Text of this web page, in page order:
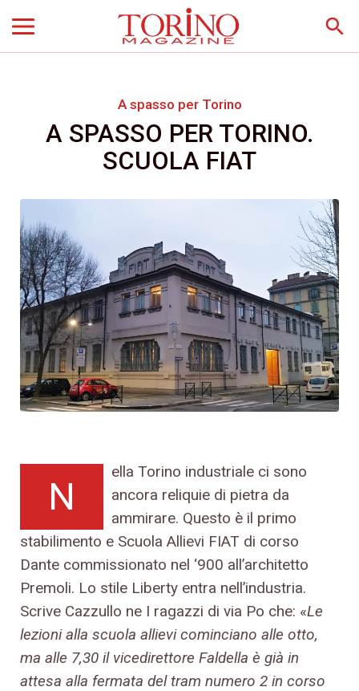
search
A spasso per Torino
A SPASSO PER TORINO.
SCUOLA FIAT
N
ella Torino industriale ci sono
ancora reliquie di pietra da
ammirare. Questo è il primo
stabilimento e Scuola Allievi FIAT di corso
Dante commissionato nel ‘900 all’architetto
Premoli. Lo stile Liberty entra nell’industria.
Scrive Cazzullo ne I ragazzi di via Po che: «Le
lezioni alla scuola allievi cominciano alle otto,
ma alle 7,30 il vicedirettore Faldella è già in
attesa alla fermata del tram numero 2 in corso